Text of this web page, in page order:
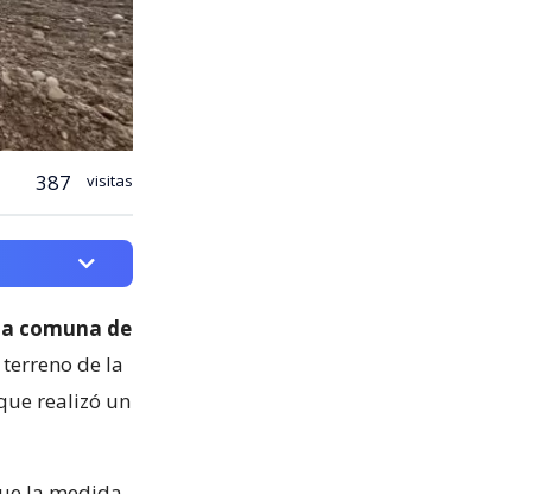
387 visitas
comuna de
de la
realizó un